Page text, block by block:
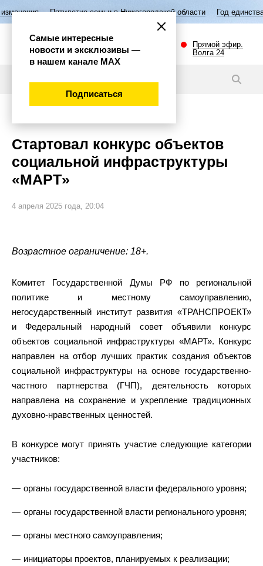
семьи в Нижегородской области Год единства народов
Прямой эфир.
Волга 24
Стартовал конкурс объектов
социальной инфраструктуры
«МАРТ»
4 апреля 2025 года, 20:04
Возрастное ограничение: 18+.
Комитет Государственной Думы РФ по региональной
политике и местному самоуправлению,
негосударственный институт развития «ТРАНСПРОЕКТ»
и Федеральный народный совет объявили конкурс
объектов социальной инфраструктуры «МАРТ». Конкурс
направлен на отбор лучших практик создания объектов
социальной инфраструктуры на основе государственно-
частного партнерства (ГЧП), деятельность которых
направлена на сохранение и укрепление традиционных
духовно-нравственных ценностей.
В конкурсе могут принять участие следующие категории
участников:
органы государственной власти федерального уровня;
органы государственной власти регионального уровня;
органы местного самоуправления;
инициаторы проектов, планируемых к реализации;
Самые интересные
новости и эксклюзивы —
в нашем канале МАХ
Подписаться